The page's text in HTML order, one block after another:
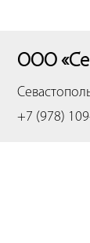
ООО
+7 (978)